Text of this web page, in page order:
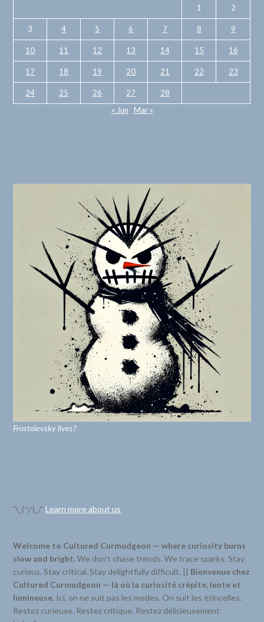
1
2
3 4 5 6 7 8 9
10 11 12 13 14 15 16
17 18 19 20 21 22 23
24 25 26 27
28
« Jun
Mar »
Frostoïevsky lives?
¯\_(ツ)_/¯Learn more about us
Welcome to Cultured Curmudgeon — where curiosity burns
slow and bright.We don’t chase trends. We trace sparks. Stay
curious. Stay critical. Stay delightfully difficult. || Bienvenue chez
Cultured Curmudgeon — là où la curiosité crépite, lente et
lumineuse. Ici, on ne suit pas les modes. On suit les étincelles.
Restez curieuse. Restez critique. Restez délicieusement